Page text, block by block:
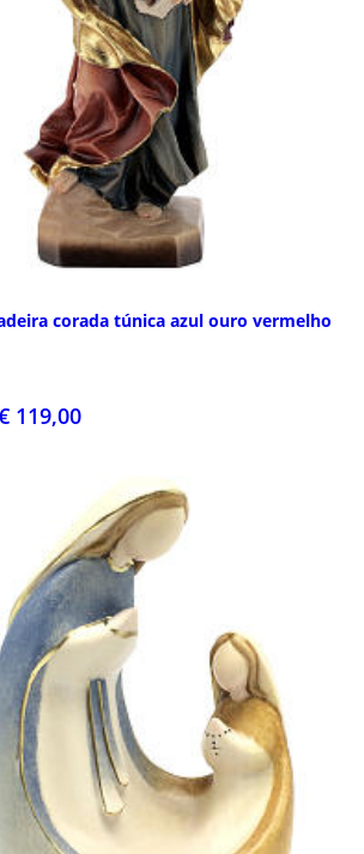
corada túnica azul ouro vermelho
119,00